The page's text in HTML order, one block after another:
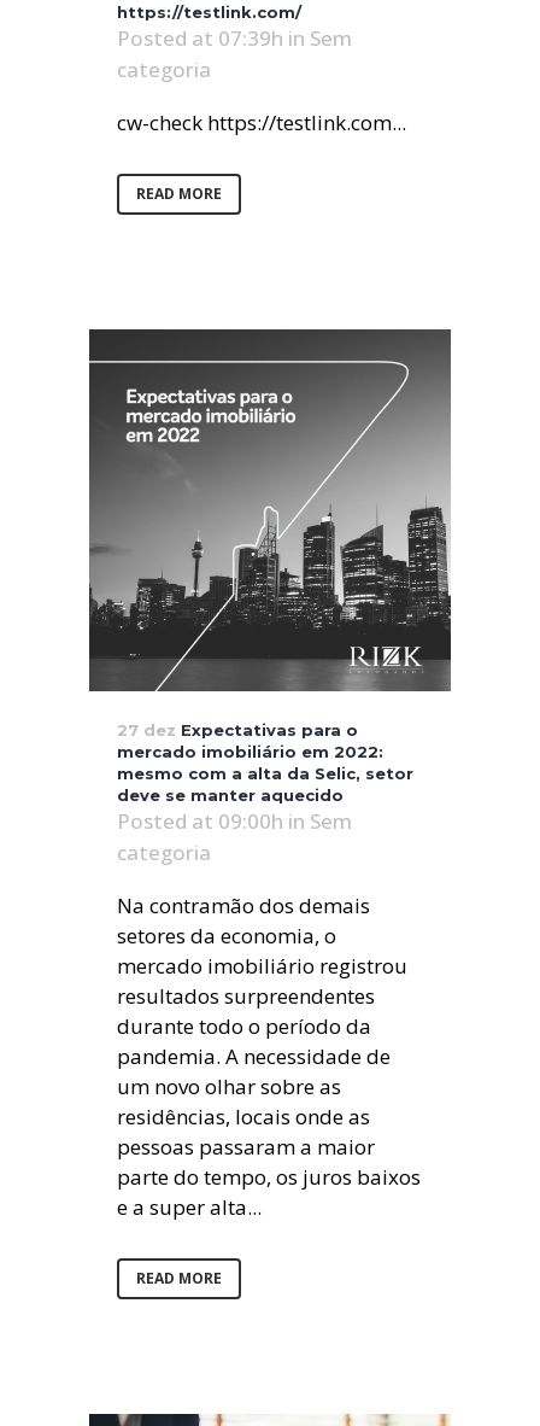
https://testlink.com/
Posted at 07:39h in Sem
categoria
cw-check https://testlink.com...
READ MORE
27 dez Expectativas para o
mercado imobiliário em 2022:
mesmo com a alta da Selic, setor
deve se manter aquecido
Posted at 09:00h in Sem
categoria
Na contramão dos demais
setores da economia, o
mercado imobiliário registrou
resultados surpreendentes
durante todo o período da
pandemia. A necessidade de
um novo olhar sobre as
residências, locais onde as
pessoas passaram a maior
parte do tempo, os juros baixos
e a super alta...
READ MORE